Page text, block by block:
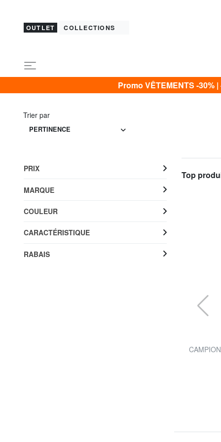
OUTLET COLLECTIONS
Promo VÊTEMENTS -30%
Trier par
PERTINENCE
Top
PRIX
MARQUE
COULEUR
CARACTÉRISTIQUE
RABAIS